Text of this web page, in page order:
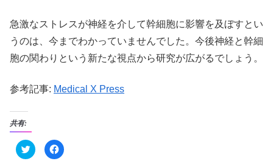
急激なストレスが神経を介して幹細胞に影響を及ぼすとい
うのは、今までわかっていませんでした。今後神経と幹細
胞の関わりという新たな視点から研究が広がるでしょう。
参考記事: Medical X Press
共有:
ク
リ
F
a